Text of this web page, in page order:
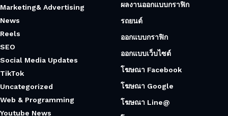
Marketing& Advertising
News
Reels
SEO
Social Media Updates
TikTok
Uncategorized
Web & Programming
Youtube News
ผลงานออกแบบกราฟิก
รถยนต์
ออกแบบกราฟิก
ออกแบบเว็บไซต์
โฆษณา Facebook
โฆษณา Google
โฆษณา Line@